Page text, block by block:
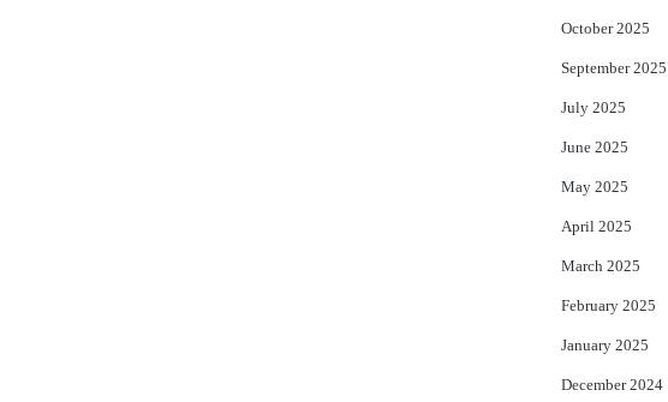
October 2025
September 2025
July 2025
June 2025
May 2025
April 2025
March 2025
February 2025
January 2025
December 2024